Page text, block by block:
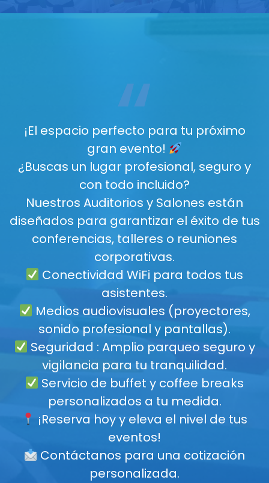
“
¡El espacio perfecto para tu próximo
gran evento!
¿Buscas un lugar profesional, seguro y
con todo incluido?
Nuestros Auditorios y Salones están
diseñados para garantizar el éxito de tus
conferencias, talleres o reuniones
corporativas.
Conectividad WiFi para todos tus
asistentes.
Medios audiovisuales (proyectores,
sonido profesional y pantallas).
Seguridad : Amplio parqueo seguro y
vigilancia para tu tranquilidad.
Servicio de buffet y coffee breaks
personalizados a tu medida.
¡Reserva hoy y eleva el nivel de tus
eventos!
Contáctanos para una cotización
personalizada.